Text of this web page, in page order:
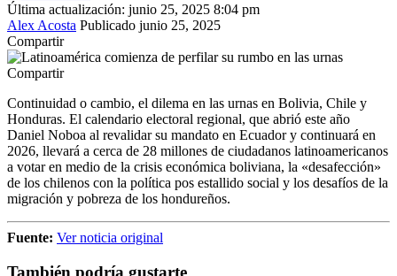
Última actualización: junio 25, 2025 8:04 pm
Alex Acosta Publicado junio 25, 2025
Compartir
Compartir
Continuidad o cambio, el dilema en las urnas en Bolivia, Chile y
Honduras. El calendario electoral regional, que abrió este año
Daniel Noboa al revalidar su mandato en Ecuador y continuará en
2026, llevará a cerca de 28 millones de ciudadanos latinoamericanos
a votar en medio de la crisis económica boliviana, la «desafección»
de los chilenos con la política pos estallido social y los desafíos de la
migración y pobreza de los hondureños.
Fuente: Ver noticia original
También podría gustarte